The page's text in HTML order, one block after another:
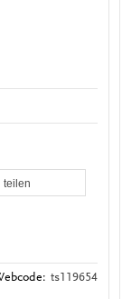
teilen
ts119654